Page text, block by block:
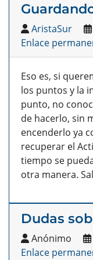
AristaSur
Enlace
Eso es, si
los puntos y la
punto, no
de hacerlo, sin
encenderlo ya
recuperar el
tiempo se
otra manera.
Dudas
Anónimo
Enlace